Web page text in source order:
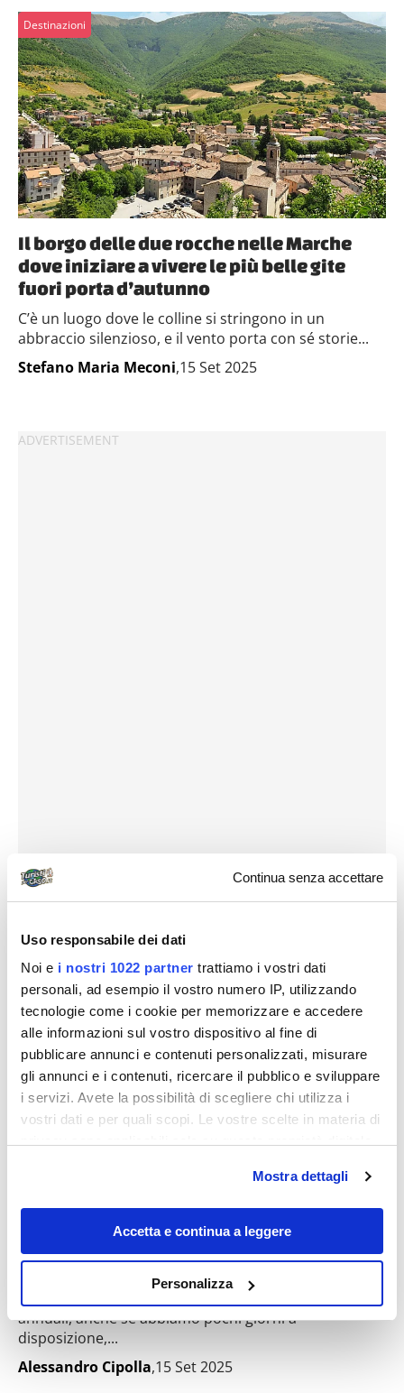
Continua senza accettare
Uso responsabile dei dati
Noi e i nostri 1022 partner trattiamo i vostri dati
personali, ad esempio il vostro numero IP, utilizzando
tecnologie come i cookie per memorizzare e accedere
alle informazioni sul vostro dispositivo al fine di
pubblicare annunci e contenuti personalizzati, misurare
gli annunci e i contenuti, ricercare il pubblico e sviluppare
i servizi. Avete la possibilità di scegliere chi utilizza i
vostri dati e per quali scopi. Le vostre scelte in materia di
modificare o revocare il proprio consenso in qualsiasi
momento dalla Dichiarazione sui cookie o facendo clic
sull'icona di attivazione della privacy.
raccogliere informazioni sulla tua posizione
geografica, con un'approssimazione di qualche
metro,
Identificare il tuo dispositivo, scansionandolo
Mostra dettagli
Accetta e continua a leggere
Personalizza
Destinazioni
Il borgo delle due rocche nelle Marche
dove iniziare a vivere le più belle gite
fuori porta d’autunno
C’è un luogo dove le colline si stringono in un
abbraccio silenzioso, e il vento porta con sé storie...
Stefano Maria Meconi,15 Set 2025
Destinazioni
Cosa vedere a Napoli in 4 giorni (con una
gita fuori porta in Costiera Amalfitana)
Finalmente è arrivato il tempo delle nostre ferie
annuali, anche se abbiamo pochi giorni a
disposizione,...
Alessandro Cipolla,15 Set 2025